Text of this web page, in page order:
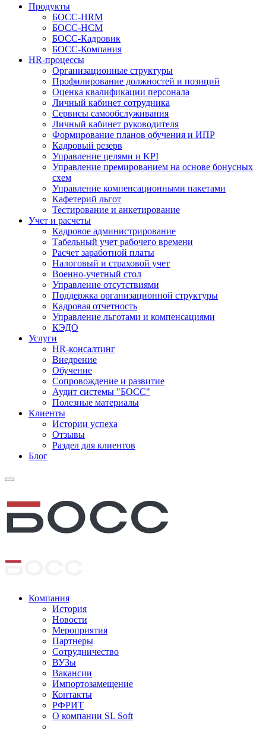
Продукты
БОСС-HRM
БОСС-HCM
БОСС-Кадровик
БОСС-Компания
HR-процессы
Организационные структуры
Профилирование должностей и позиций
Оценка квалификации персонала
Личный кабинет сотрудника
Сервисы самообслуживания
Личный кабинет руководителя
Формирование планов обучения и ИПР
Кадровый резерв
Управление целями и KPI
Управление премированием на основе бонусных
схем
Управление компенсационными пакетами
Кафетерий льгот
Тестирование и анкетирование
Учет и расчеты
Кадровое администрирование
Табельный учет рабочего времени
Расчет заработной платы
Налоговый и страховой учет
Военно-учетный стол
Управление отсутствиями
Поддержка организационной структуры
Кадровая отчетность
Управление льготами и компенсациями
КЭДО
Услуги
HR-консалтинг
Внедрение
Обучение
Сопровождение и развитие
Аудит системы "БОСС"
Полезные материалы
Клиенты
Истории успеха
Отзывы
Раздел для клиентов
Блог
Компания
История
Новости
Мероприятия
Партнеры
Сотрудничество
ВУЗы
Вакансии
Импортозамещение
Контакты
РФРИТ
О компании SL Soft